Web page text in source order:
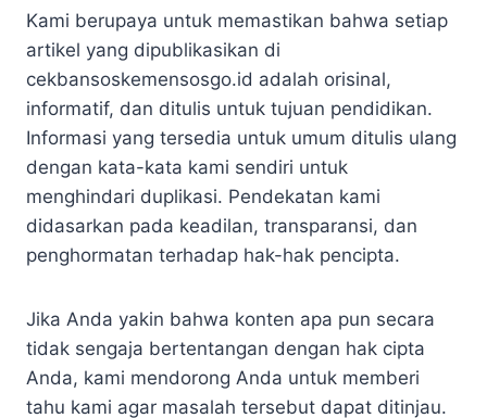
Kami berupaya untuk memastikan bahwa setiap
artikel yang dipublikasikan di
cekbansoskemensosgo.id adalah orisinal,
informatif, dan ditulis untuk tujuan pendidikan.
Informasi yang tersedia untuk umum ditulis ulang
dengan kata-kata kami sendiri untuk
menghindari duplikasi. Pendekatan kami
didasarkan pada keadilan, transparansi, dan
penghormatan terhadap hak-hak pencipta.
Jika Anda yakin bahwa konten apa pun secara
tidak sengaja bertentangan dengan hak cipta
Anda, kami mendorong Anda untuk memberi
tahu kami agar masalah tersebut dapat ditinjau.